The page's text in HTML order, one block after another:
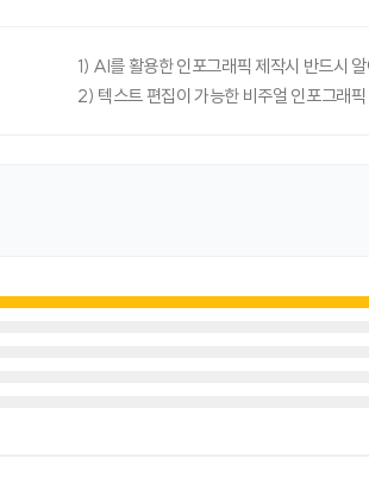
1) AI를 활용한 인포그래픽 제작시 반드시
2) 텍스트 편집이 가능한 비주얼 인포그래